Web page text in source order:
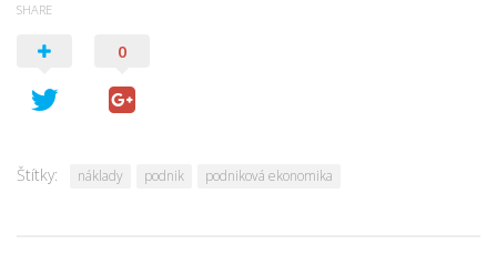
SHARE
0
Štítky: náklady podnik podniková ekonomika